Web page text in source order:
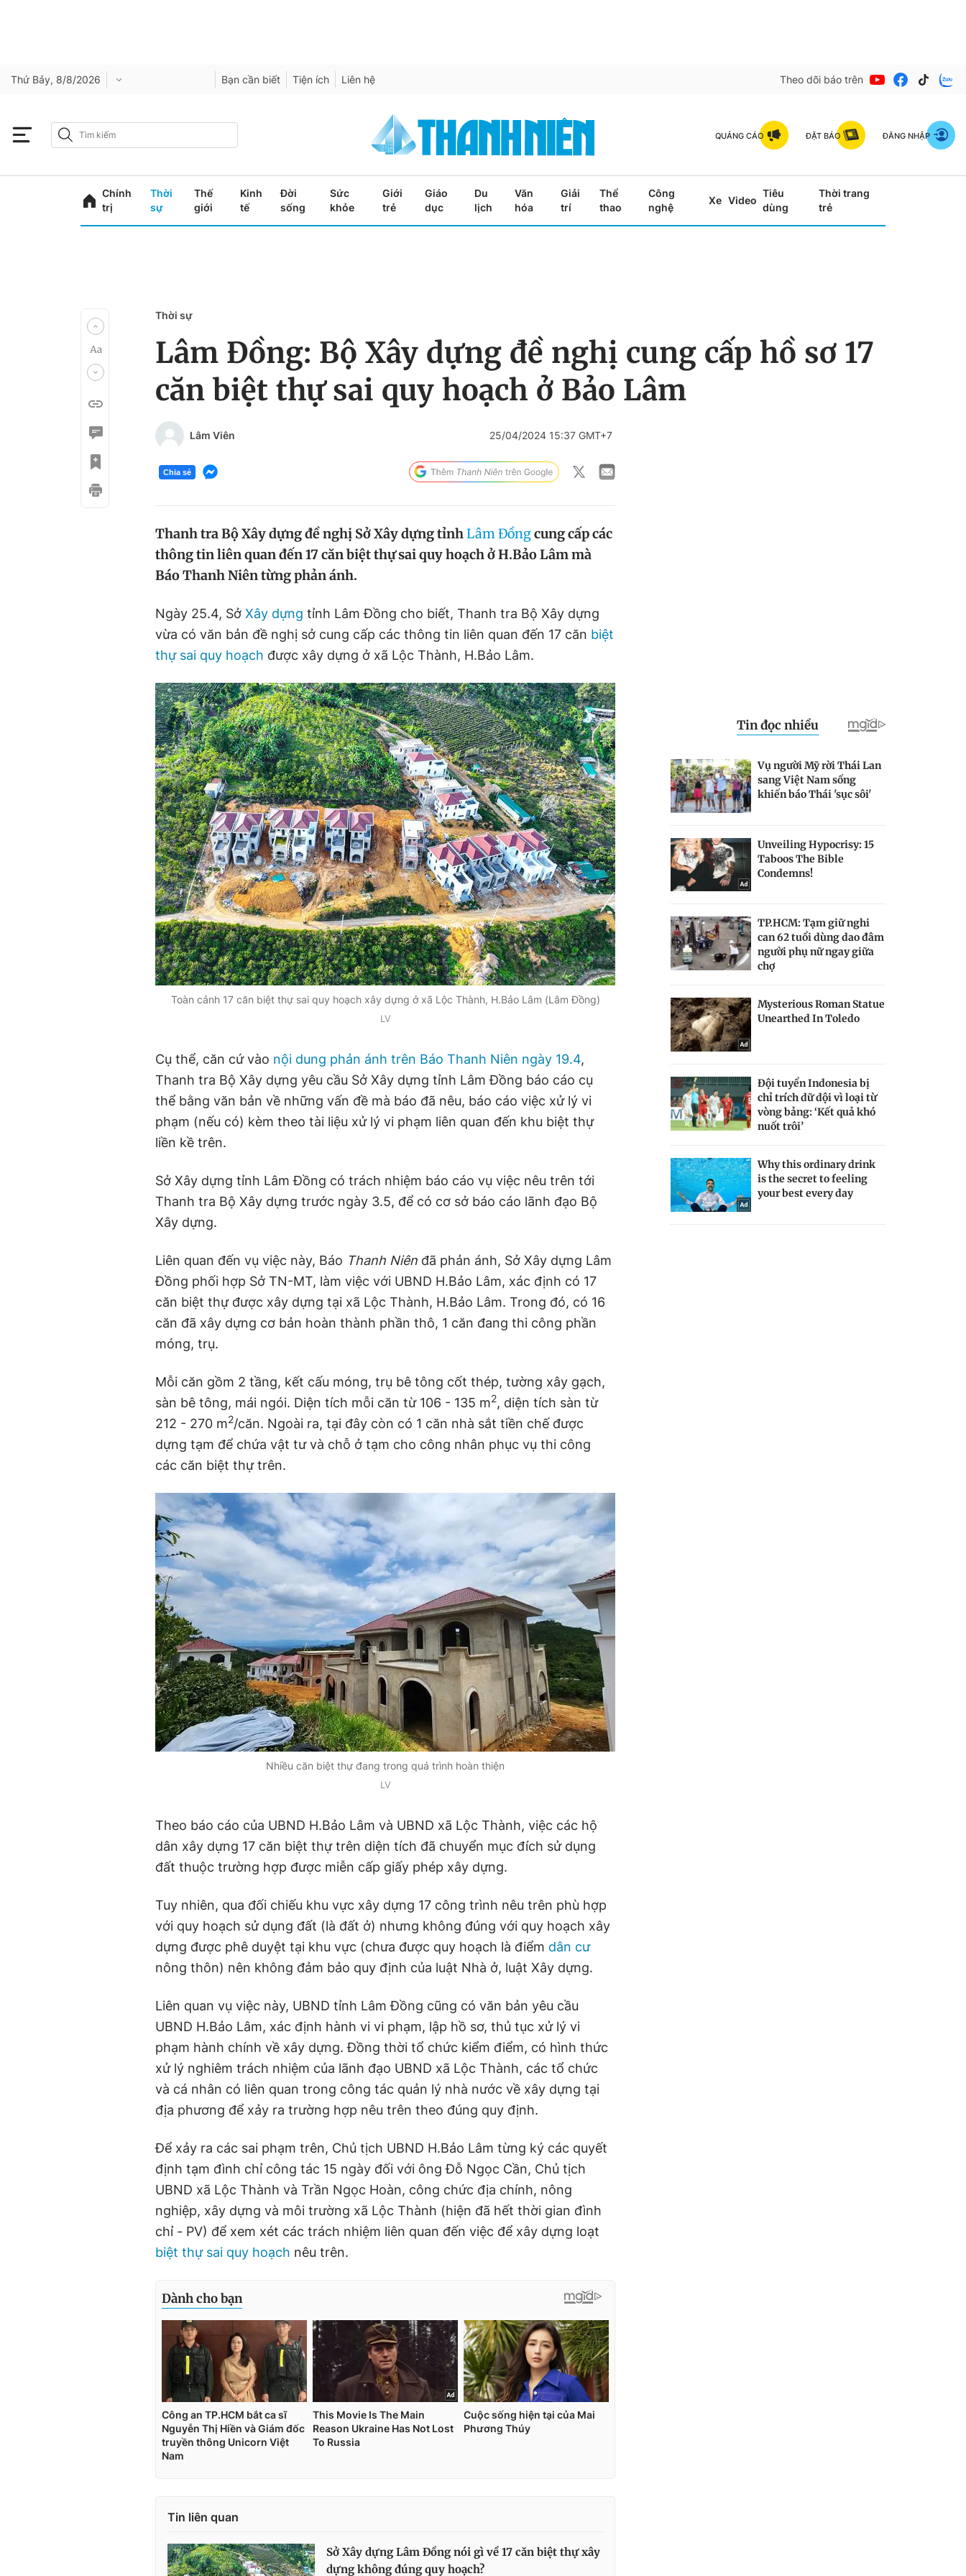
Thứ Bảy, 8/8/2026 Bạn cần biết Tiện ích Liên hệ Theo dõi báo trên
QUẢNG CÁO ĐẶT BÁO ĐĂNG NHẬP
Chính
trị
Thời
sự
Thế
giới
Kinh
tế
Đời
sống
Sức
khỏe
Giới
trẻ
Giáo
dục
Du
lịch
Văn
hóa
Giải
trí
Thể
thao
Công
nghệ
Xe Video
Tiêu
dùng
Thời trang
trẻ
Thời sự
Lâm Đồng: Bộ Xây dựng đề nghị cung cấp hồ sơ 17
căn biệt thự sai quy hoạch ở Bảo Lâm
Lâm Viên 25/04/2024 15:37 GMT+7
Chia sẻ
Thanh tra Bộ Xây dựng đề nghị Sở Xây dựng tỉnhLâm Đồngcung cấp các
thông tin liên quan đến 17 căn biệt thự sai quy hoạch ở H.Bảo Lâm mà
Báo Thanh Niên từng phản ánh.
Ngày 25.4, Sở Xây dựng tỉnh Lâm Đồng cho biết, Thanh tra Bộ Xây dựng
vừa có văn bản đề nghị sở cung cấp các thông tin liên quan đến 17 căn biệt
thự sai quy hoạch được xây dựng ở xã Lộc Thành, H.Bảo Lâm.
Toàn cảnh 17 căn biệt thự sai quy hoạch xây dựng ở xã Lộc Thành, H.Bảo Lâm (Lâm Đồng)
LV
Cụ thể, căn cứ vào nội dung phản ánh trên Báo Thanh Niên ngày 19.4,
Thanh tra Bộ Xây dựng yêu cầu Sở Xây dựng tỉnh Lâm Đồng báo cáo cụ
thể bằng văn bản về những vấn đề mà báo đã nêu, báo cáo việc xử lý vi
phạm (nếu có) kèm theo tài liệu xử lý vi phạm liên quan đến khu biệt thự
liền kề trên.
Sở Xây dựng tỉnh Lâm Đồng có trách nhiệm báo cáo vụ việc nêu trên tới
Thanh tra Bộ Xây dựng trước ngày 3.5, để có cơ sở báo cáo lãnh đạo Bộ
Xây dựng.
Liên quan đến vụ việc này, Báo Thanh Niên đã phản ánh, Sở Xây dựng Lâm
Đồng phối hợp Sở TN-MT, làm việc với UBND H.Bảo Lâm, xác định có 17
căn biệt thự được xây dựng tại xã Lộc Thành, H.Bảo Lâm. Trong đó, có 16
căn đã xây dựng cơ bản hoàn thành phần thô, 1 căn đang thi công phần
móng, trụ.
Mỗi căn gồm 2 tầng, kết cấu móng, trụ bê tông cốt thép, tường xây gạch,
sàn bê tông, mái ngói. Diện tích mỗi căn từ 106 - 135 m2, diện tích sàn từ
212 - 270 m2/căn. Ngoài ra, tại đây còn có 1 căn nhà sắt tiền chế được
dựng tạm để chứa vật tư và chỗ ở tạm cho công nhân phục vụ thi công
các căn biệt thự trên.
Nhiều căn biệt thự đang trong quá trình hoàn thiện
LV
Theo báo cáo của UBND H.Bảo Lâm và UBND xã Lộc Thành, việc các hộ
dân xây dựng 17 căn biệt thự trên diện tích đã chuyển mục đích sử dụng
đất thuộc trường hợp được miễn cấp giấy phép xây dựng.
Tuy nhiên, qua đối chiếu khu vực xây dựng 17 công trình nêu trên phù hợp
với quy hoạch sử dụng đất (là đất ở) nhưng không đúng với quy hoạch xây
dựng được phê duyệt tại khu vực (chưa được quy hoạch là điểm dân cư
nông thôn) nên không đảm bảo quy định của luật Nhà ở, luật Xây dựng.
Liên quan vụ việc này, UBND tỉnh Lâm Đồng cũng có văn bản yêu cầu
UBND H.Bảo Lâm, xác định hành vi vi phạm, lập hồ sơ, thủ tục xử lý vi
phạm hành chính về xây dựng. Đồng thời tổ chức kiểm điểm, có hình thức
xử lý nghiêm trách nhiệm của lãnh đạo UBND xã Lộc Thành, các tổ chức
và cá nhân có liên quan trong công tác quản lý nhà nước về xây dựng tại
địa phương để xảy ra trường hợp nêu trên theo đúng quy định.
Để xảy ra các sai phạm trên, Chủ tịch UBND H.Bảo Lâm từng ký các quyết
định tạm đình chỉ công tác 15 ngày đối với ông Đỗ Ngọc Cần, Chủ tịch
UBND xã Lộc Thành và Trần Ngọc Hoàn, công chức địa chính, nông
nghiệp, xây dựng và môi trường xã Lộc Thành (hiện đã hết thời gian đình
chỉ - PV) để xem xét các trách nhiệm liên quan đến việc để xây dựng loạt
biệt thự sai quy hoạch nêu trên.
Tin liên quan
Sở Xây dựng Lâm Đồng nói gì về 17 căn biệt thự xây
dựng không đúng quy hoạch?